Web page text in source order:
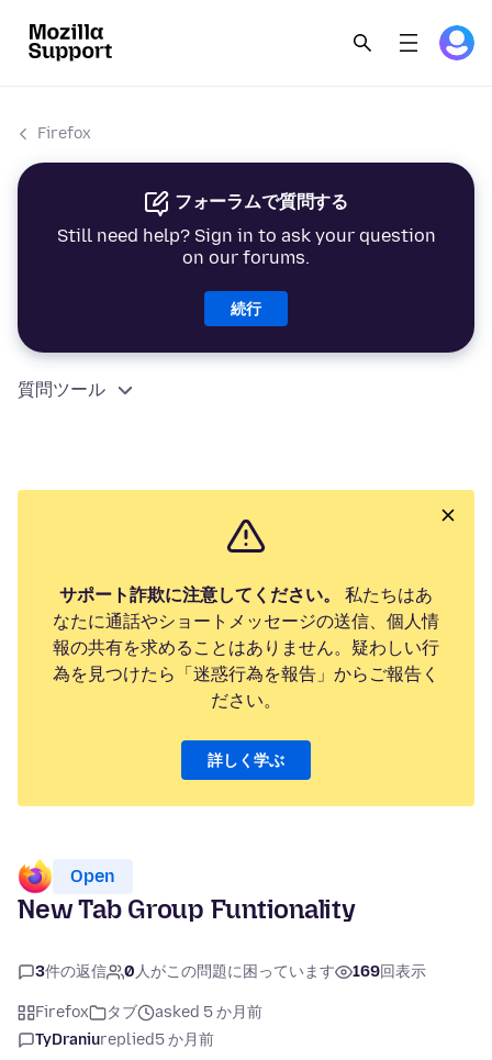
Firefox
フォーラムで質問する
Still need help? Sign in to ask your question
on our forums.
続行
質問ツール
サポート詐欺に注意してください。
私たちはあ
なたに通話やショートメッセージの送信、個人情
報の共有を求めることはありません。疑わしい行
為を見つけたら「迷惑行為を報告」からご報告く
ださい。
詳しく学ぶ
Open
New Tab Group Funtionality
3件の返信 0人がこの問題に困っています 169回表示
Firefox タブ
asked 5 か月前
TyDraniureplied5 か月前